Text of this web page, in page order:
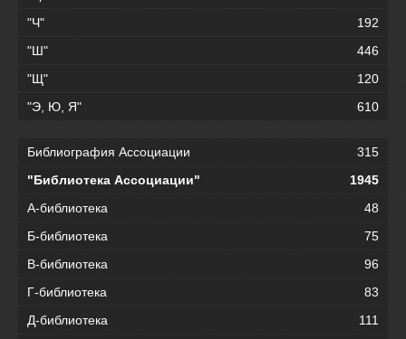
"Ч"
192
"Ш"
446
"Щ"
120
"Э, Ю, Я"
610
Библиография Ассоциации
315
"Библиотека Ассоциации"
1945
А-библиотека
48
Б-библиотека
75
В-библиотека
96
Г-библиотека
83
Д-библиотека
111